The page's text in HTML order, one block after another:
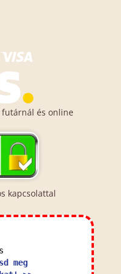
futárnál és online
kapcsolattal
meg